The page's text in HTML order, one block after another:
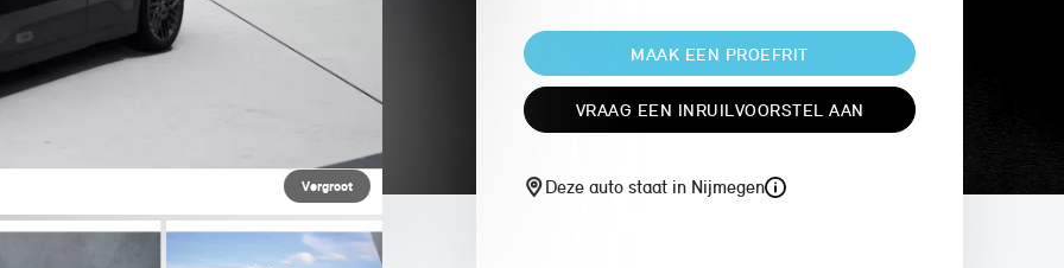
Vergroot
MAAK EEN PROEFRIT
VRAAG EEN INRUILVOORSTEL AAN
Deze auto staat in Nijmegen